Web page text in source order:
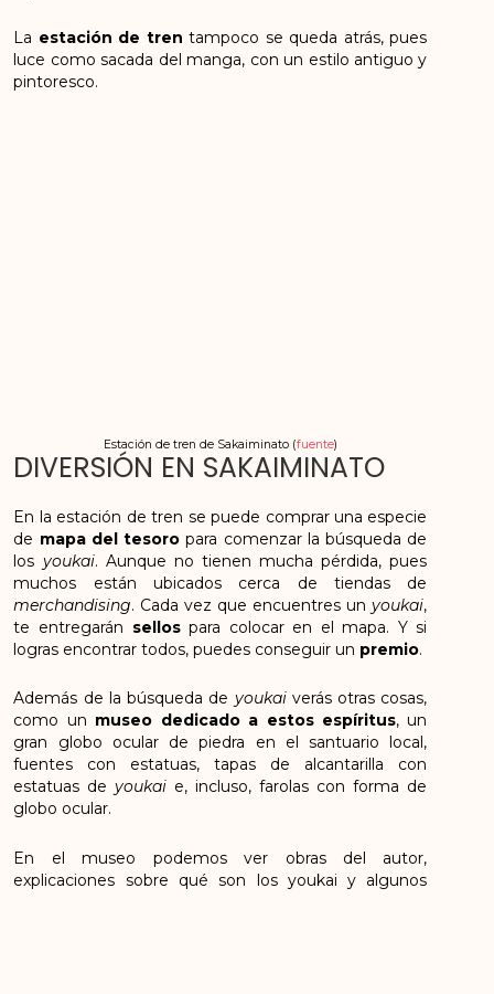
La estación de tren tampoco se queda atrás, pues
luce como sacada del manga, con un estilo antiguo y
pintoresco.
Estación de tren de Sakaiminato (fuente)
DIVERSIÓN EN SAKAIMINATO
En la estación de tren se puede comprar una especie
de mapa del tesoro para comenzar la búsqueda de
los youkai. Aunque no tienen mucha pérdida, pues
muchos están ubicados cerca de tiendas de
merchandising. Cada vez que encuentres unyoukai,
te entregarán sellospara colocar en el mapa. Y si
logras encontrar todos, puedes conseguir un premio.
Además de la búsqueda de youkaiverás otras cosas,
como un museo dedicado a estos espíritus, un
gran globo ocular de piedra en el santuario local,
fuentes con estatuas, tapas de alcantarilla con
estatuas deyoukai e, incluso, farolas con forma de
globo ocular.
En el museo podemos ver obras del autor,
explicaciones sobre qué son los youkai y algunos